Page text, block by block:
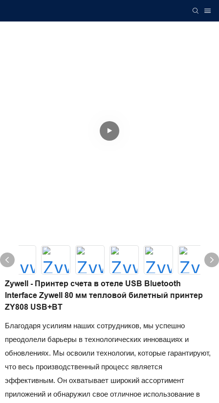
Zywell - Принтер счета в отеле USB Bluetooth
Interface Zywell 80 мм тепловой билетный принтер
ZY808 USB+BT
Благодаря усилиям наших сотрудников, мы успешно
преодолели барьеры в технологических инновациях и
обновлениях. Мы освоили технологии, которые гарантируют,
что весь производственный процесс является
эффективным. Он охватывает широкий ассортимент
приложений и обнаружил свое отличное использование в